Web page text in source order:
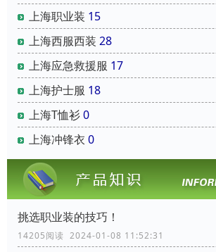
上海职业装 15
上海西服西装 28
上海应急救援服 17
上海护士服 18
上海T恤衫0
上海冲锋衣 0
挑选职业装的技巧！
14205阅读 2024-01-08 11:52:31